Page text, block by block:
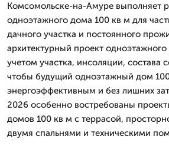
Комсомольске-на-Амуре выполняет
одноэтажного дома 100 кв м для
дачного участка и постоянного
архитектурный проект
учетом участка, инсоляции, состава
чтобы будущий одноэтажный дом
энергоэффективным и без лишних
2026 особенно востребованы
домов 100 кв м с террасой,
двумя спальнями и техническими